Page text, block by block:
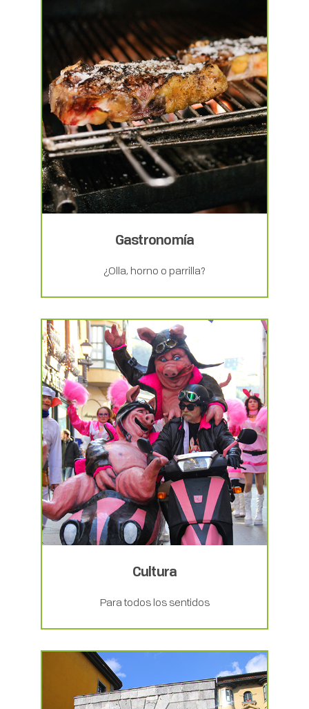
Gastronomía
¿Olla, horno o parrilla?
Cultura
Para todos los sentidos